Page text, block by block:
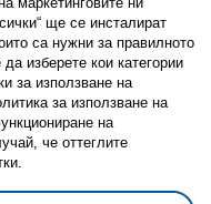
(Cookies)
на бисквитки
ще се инсталират
са нужни за правилното
изберете кои категории
за използване на
за използване на
на
че оттеглите